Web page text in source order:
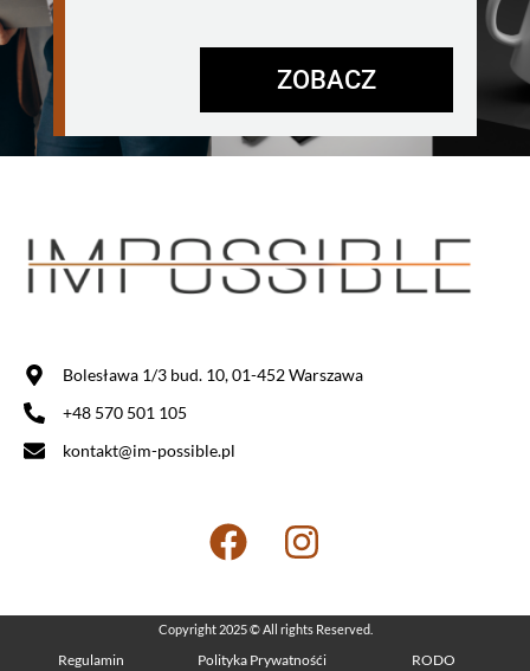
ZOBACZ
Bolesława 1/3 bud. 10, 01-452 Warszawa
+48 570 501 105
kontakt@im-possible.pl
Copyright 2025 © All rights Reserved.
Regulamin Polityka Prywatnośći RODO